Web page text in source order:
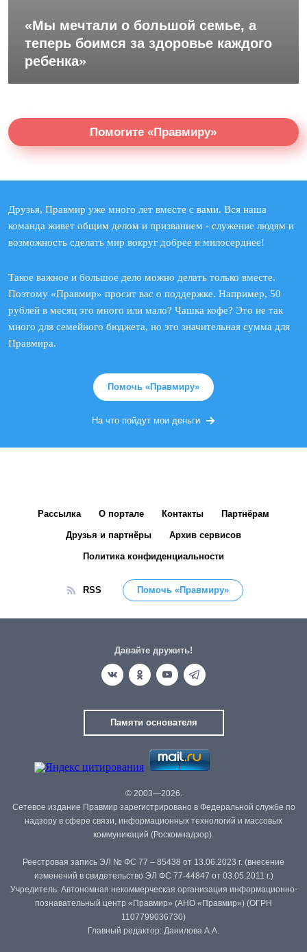
«Мы мечтали о большой семье, а
теперь боимся за здоровье каждого
ребенка»
Помогите «Правмиру»
Друзья, Правмир уже много лет вместе с вами. Вся наша
команда живет общим делом и призванием - служение людям и
возможность сделать мир вокруг добрее и милосерднее!
Такое важное и большое дело можно делать только вместе.
Поэтому «Правмир» просит вас о поддержке. Например, 50
рублей в месяц это много или мало? Чашка кофе? Это не так
много для семейного бюджета, но это значительная сумма для
Правмира.
Помочь «Правмиру»
На что пойдут мои деньги
Рассылка О портале Контакты Партнёрам
Друзья и партнёры Архив сервисов
Политика конфиденциальности
RSS Помочь «Правмиру»
Давайте дружить!
Памяти основателя
© 2003—2026.
Сетевое издание Правмир зарегистрировано в Федеральной службе по
надзору в сфере связи, информационных технологий и массовых
коммуникаций (Роскомнадзор).
Реестровая запись ЭЛ № ФС 77 – 85438 от 13.06.2023 г. (внесение
изменений в свидетельство ЭЛ ФС 77-44847 от 03.05.2011 г.)
Учредитель: Автономная некоммерческая организация информационно-
познавательный центр «Правмир» (АНО «Правмир») (ОГРН
1107799036730)
Главный редактор: Данилова А.А.